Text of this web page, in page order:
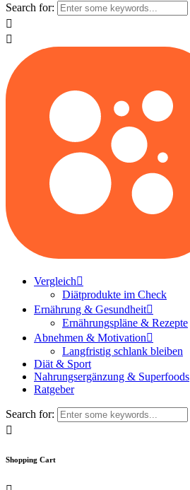
Search for:
Vergleich
Diätprodukte im Check
Ernährung & Gesundheit
Ernährungspläne & Rezepte
Abnehmen & Motivation
Langfristig schlank bleiben
Diät & Sport
Nahrungsergänzung & Superfoods
Ratgeber
Search for:
Shopping Cart